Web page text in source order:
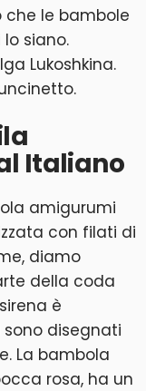
che le bambole
siano.
Lukoshkina.
Italiano
amigurumi
con filati di
diamo
della coda
è
disegnati
La bambola
rosa, ha un